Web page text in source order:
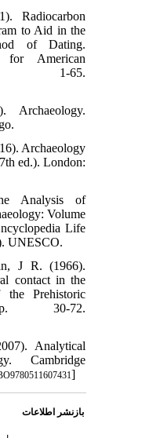
Radiocarbon
to Aid in the
of Dating.
American
1-65.
Archaeology
ed.). London:
Analysis of
Volume
Life
UNESCO.
J R. (1966).
contact in the
the Prehistoric
30-72.
Analytical
Cambridge
]
بازنشر اطلاعات